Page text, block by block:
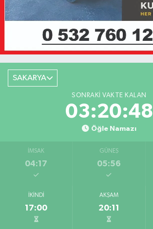
SAKARYA
SONRAKI VAKTE KALAN
03:20:48
Öğle Namazı
İMSAK
04:17
GÜNEŞ
05:56
İKINDI
17:00
AKŞAM
20:11